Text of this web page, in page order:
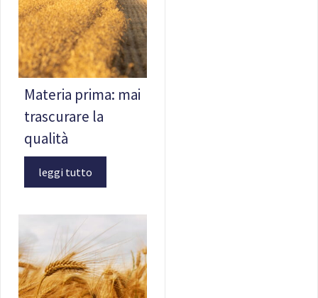
Materia prima: mai
trascurare la
qualità
leggi tutto